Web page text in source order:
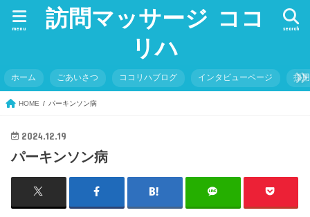
訪問マッサージ ココ
リハ
search
menu
ホーム ごあいさつ ココリハブログ インタビューページ 採
HOME パーキンソン病
2024.12.19
パーキンソン病